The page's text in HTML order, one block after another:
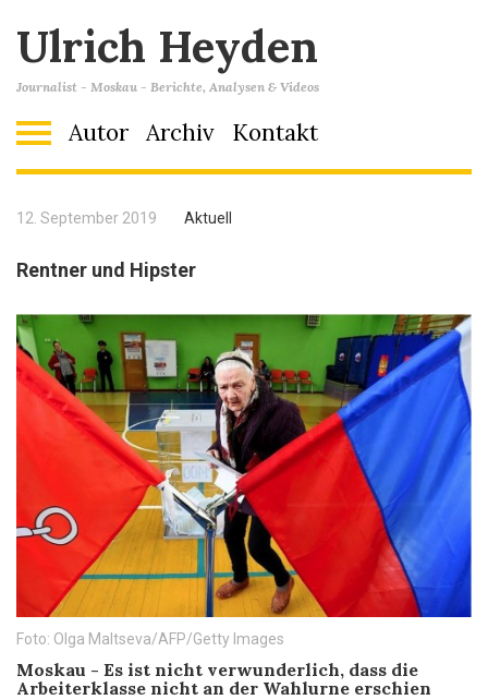
Ulrich Heyden
Journalist - Moskau - Berichte, Analysen & Videos
Autor Archiv Kontakt
12. September 2019 Aktuell
Rentner und Hipster
Foto: Olga Maltseva/AFP/Getty Images
Moskau - Es ist nicht verwunderlich, dass die
Arbeiterklasse nicht an der Wahlurne erschien